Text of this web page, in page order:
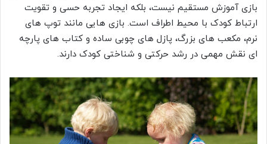
بازی آموزش مستقیم نیست، بلکه ایجاد تجربه حسی و تقویت
ارتباط کودک با محیط اطراف است. بازی هایی مانند توپ های
نرم، مکعب های بزرگ، پازل های چوبی ساده و کتاب های پارچه
ای نقش مهمی در رشد حرکتی و شناختی کودک دارند.